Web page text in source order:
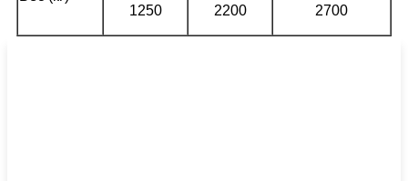
1250
2200 2700